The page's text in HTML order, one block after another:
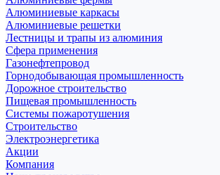
Алюминиевые каркасы
Алюминиевые решетки
Лестницы и трапы из алюминия
Сфера применения
Газонефтепровод
Горнодобывающая промышленность
Дорожное строительство
Пищевая промышленность
Системы пожаротушения
Строительство
Электроэнергетика
Акции
Компания